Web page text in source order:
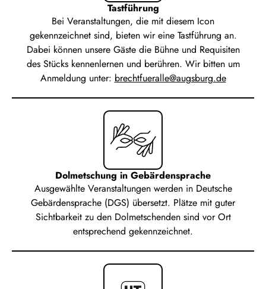
Tastführung
Bei Veranstaltungen, die mit diesem Icon
gekennzeichnet sind, bieten wir eine Tastführung an.
Dabei können unsere Gäste die Bühne und Requisiten
des Stücks kennenlernen und berühren. Wir bitten um
Anmeldung unter: brechtfueralle@augsburg.de
Dolmetschung in Gebärdensprache
Ausgewählte Veranstaltungen werden in Deutsche
Gebärdensprache (DGS) übersetzt. Plätze mit guter
Sichtbarkeit zu den Dolmetschenden sind vor Ort
entsprechend gekennzeichnet.